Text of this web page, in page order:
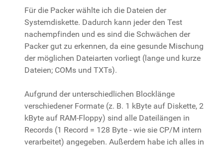
Für die Packer wählte ich die Dateien der
Systemdiskette. Dadurch kann jeder den Test
nachempfinden und es sind die Schwächen der
Packer gut zu erkennen, da eine gesunde Mischung
der möglichen Dateiarten vorliegt (lange und kurze
Dateien; COMs und TXTs).
Aufgrund der unterschiedlichen Blocklänge
verschiedener Formate (z. B. 1 kByte auf Diskette, 2
kByte auf RAM-Floppy) sind alle Dateilängen in
Records (1 Record = 128 Byte - wie sie CP/M intern
verarbeitet) angegeben. Außerdem habe ich alles in